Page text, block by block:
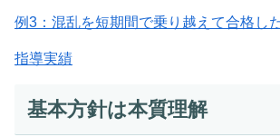
例3：混乱を短期間で乗り越えて合格し
指導実績
基本方針は本質理解